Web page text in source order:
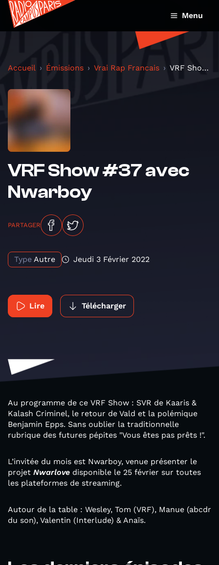
Menu
Accueil Émissions Vrai Rap Francais VRF Show #37 avec Nwarboy
VRF Show #37 avec
Nwarboy
PARTAGER
Type Autre Jeudi 3 Février 2022
Lire Télécharger
Au programme de ce VRF Show : SVR de Kaaris &
Kalash Criminel, le retour de Vald et la polémique
Benjamin Epps. Sans oublier la traditionnelle
rubrique des futures pépites "Vous êtes pas prêts !".
L’invitée du mois est Nwarboy, venue présenter le
projet Nwarlove disponible le 25 février sur toutes
les plateformes de streaming.
Autour de la table : Wesley, Tom (VRF), Manue (abcdr
du son), Valentin (Interlude) & Anaïs.